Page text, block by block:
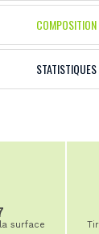
COMPOSITION
STATISTIQUES
surface